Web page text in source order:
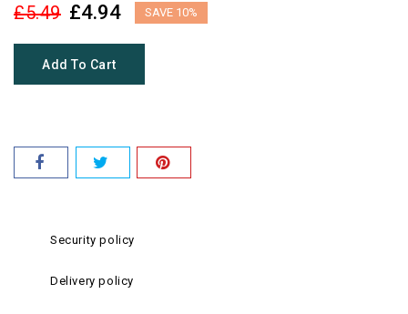
£5.49 £4.94 SAVE 10%
Add To Cart
Security policy
Delivery policy